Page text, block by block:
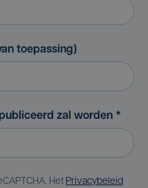
toepassing)
zal worden *
Het Privacybeleid